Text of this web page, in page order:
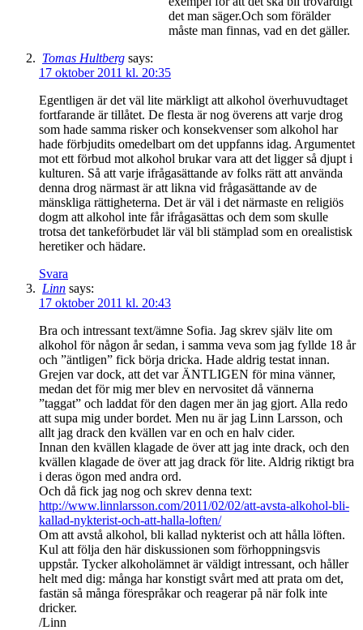
det man säger.Och som förälder
måste man finnas, vad en det gäller.
Tomas Hultberg says:
17 oktober 2011 kl. 20:35
Egentligen är det väl lite märkligt att alkohol överhuvudtaget
fortfarande är tillåtet. De flesta är nog överens att varje drog
som hade samma risker och konsekvenser som alkohol har
hade förbjudits omedelbart om det uppfanns idag. Argumentet
mot ett förbud mot alkohol brukar vara att det ligger så djupt i
kulturen. Så att varje ifrågasättande av folks rätt att använda
denna drog närmast är att likna vid frågasättande av de
mänskliga rättigheterna. Det är väl i det närmaste en religiös
dogm att alkohol inte får ifrågasättas och dem som skulle
trotsa det tankeförbudet lär väl bli stämplad som en orealistisk
heretiker och hädare.
Svara
Linn says:
17 oktober 2011 kl. 20:43
Bra och intressant text/ämne Sofia. Jag skrev själv lite om
alkohol för någon år sedan, i samma veva som jag fyllde 18 år
och ”äntligen” fick börja dricka. Hade aldrig testat innan.
Grejen var dock, att det var ÄNTLIGEN för mina vänner,
medan det för mig mer blev en nervositet då vännerna
”taggat” och laddat för den dagen mer än jag gjort. Alla redo
att supa mig under bordet. Men nu är jag Linn Larsson, och
allt jag drack den kvällen var en och en halv cider.
Innan den kvällen klagade de över att jag inte drack, och den
kvällen klagade de över att jag drack för lite. Aldrig riktigt bra
i deras ögon med andra ord.
Och då fick jag nog och skrev denna text:
http://www.linnlarsson.com/2011/02/02/att-avsta-alkohol-bli-
kallad-nykterist-och-att-halla-loften/
Om att avstå alkohol, bli kallad nykterist och att hålla löften.
Kul att följa den här diskussionen som förhoppningsvis
uppstår. Tycker alkoholämnet är väldigt intressant, och håller
helt med dig: många har konstigt svårt med att prata om det,
fastän så många förespråkar och reagerar på när folk inte
dricker.
/Linn